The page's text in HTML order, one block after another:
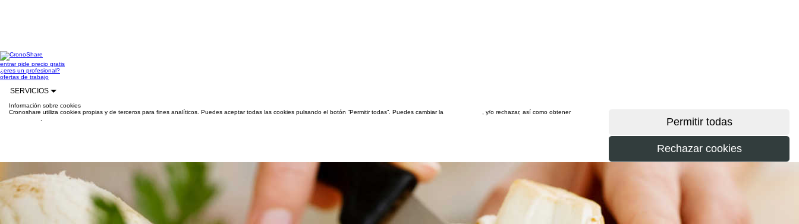
entrarpide precio gratis
¿eres un profesional?
ofertas de trabajo
SERVICIOS
Información sobre cookies
Cronoshare utiliza cookies propias y de terceros para fines analíticos. Puedes aceptar todas las cookies pulsando el botón “Permitir todas”. Puedes cambiar la
, y/o rechazar, así como obtener